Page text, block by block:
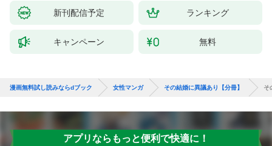
新刊配信予定 ランキング
キャンペーン 無料
漫画無料試し読みならdブック 女性マンガ その結婚に異議あり【分冊】 そ
アプリならもっと便利で快適に！